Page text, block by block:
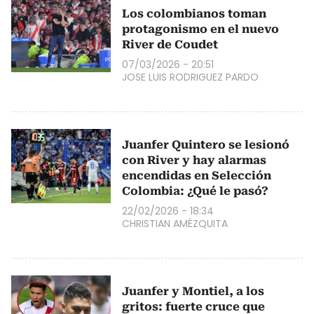
Los colombianos toman
protagonismo en el nuevo
River de Coudet
07/03/2026 - 20:51
JOSE LUIS RODRIGUEZ PARDO
Juanfer Quintero se lesionó
con River y hay alarmas
encendidas en Selección
Colombia: ¿Qué le pasó?
22/02/2026 - 18:34
CHRISTIAN AMÉZQUITA
Juanfer y Montiel, a los
gritos: fuerte cruce que